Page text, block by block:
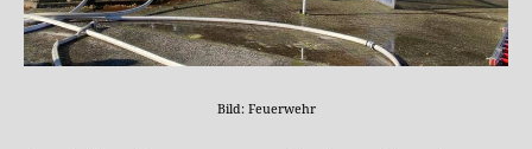
Bild: Feuerwehr